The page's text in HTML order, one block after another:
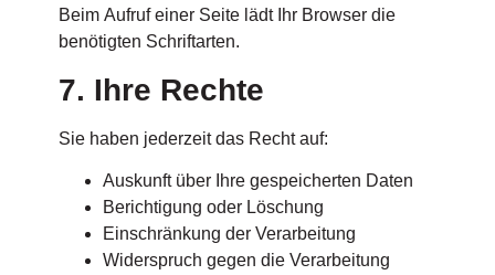
Beim Aufruf einer Seite lädt Ihr Browser die
benötigten Schriftarten.
7. Ihre Rechte
Sie haben jederzeit das Recht auf:
Auskunft über Ihre gespeicherten Daten
Berichtigung oder Löschung
Einschränkung der Verarbeitung
Widerspruch gegen die Verarbeitung